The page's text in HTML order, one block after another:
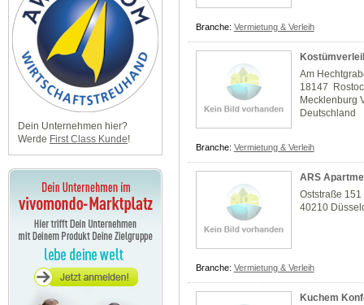
Dein Unternehmen hier?
Werde First Class Kunde!
Branche: Vermietung & Verleih
Am
18147
Mecklenburg
Deutschland
Branche: Vermietung & Verleih
ARS
Oststraße 151
40210
Branche: Vermietung & Verleih
Kuchem